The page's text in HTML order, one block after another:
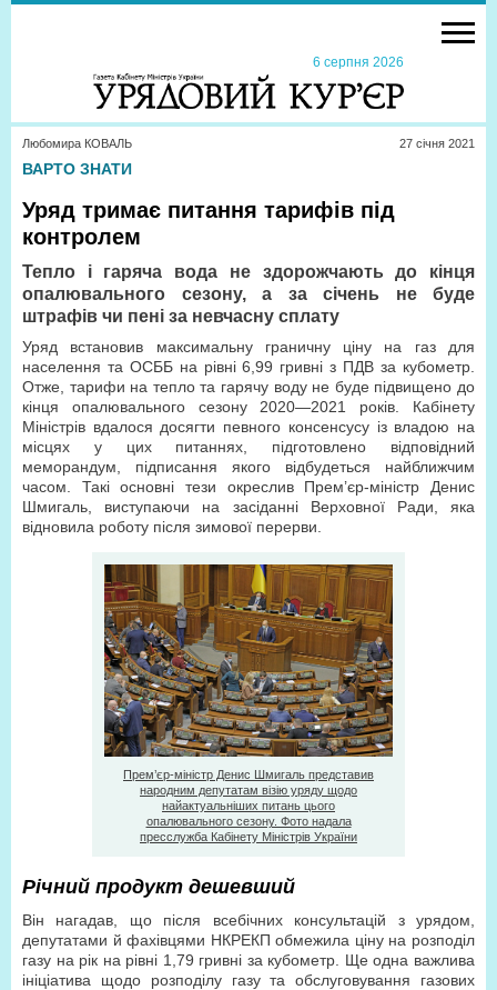
6 серпня 2026
Любомира КОВАЛЬ 27 сiчня 2021
ВАРТО ЗНАТИ
Уряд тримає питання тарифів під
контролем
Тепло і гаряча вода не здорожчають до кінця
опалювального сезону, а за січень не буде
штрафів чи пені за невчасну сплату
Уряд встановив максимальну граничну ціну на газ для
населення та ОСББ на рівні 6,99 гривні з ПДВ за кубометр.
Отже, тарифи на тепло та гарячу воду не буде підвищено до
кінця опалювального сезону 2020—2021 років. Кабінету
Міністрів вдалося досягти певного консенсусу із владою на
місцях у цих питаннях, підготовлено відповідний
меморандум, підписання якого відбудеться найближчим
часом. Такі основні тези окреслив Прем’єр-міністр Денис
Шмигаль, виступаючи на засіданні Верховної Ради, яка
відновила роботу після зимової перерви.
Прем’єр-міністр Денис Шмигаль представив
народним депутатам візію уряду щодо
найактуальніших питань цього
опалювального сезону. Фото надала
пресслужба Кабінету Міністрів України
Річний продукт дешевший
Він нагадав, що після всебічних консультацій з урядом,
депутатами й фахівцями НКРЕКП обмежила ціну на розподіл
газу на рік на рівні 1,79 гривні за кубометр. Ще одна важлива
ініціатива щодо розподілу газу та обслуговування газових